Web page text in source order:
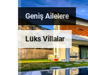
Geniş Ailelere
Lüks Villalar